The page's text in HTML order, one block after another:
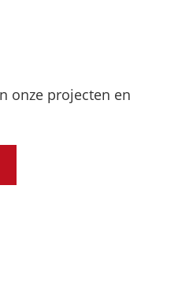
onze projecten en